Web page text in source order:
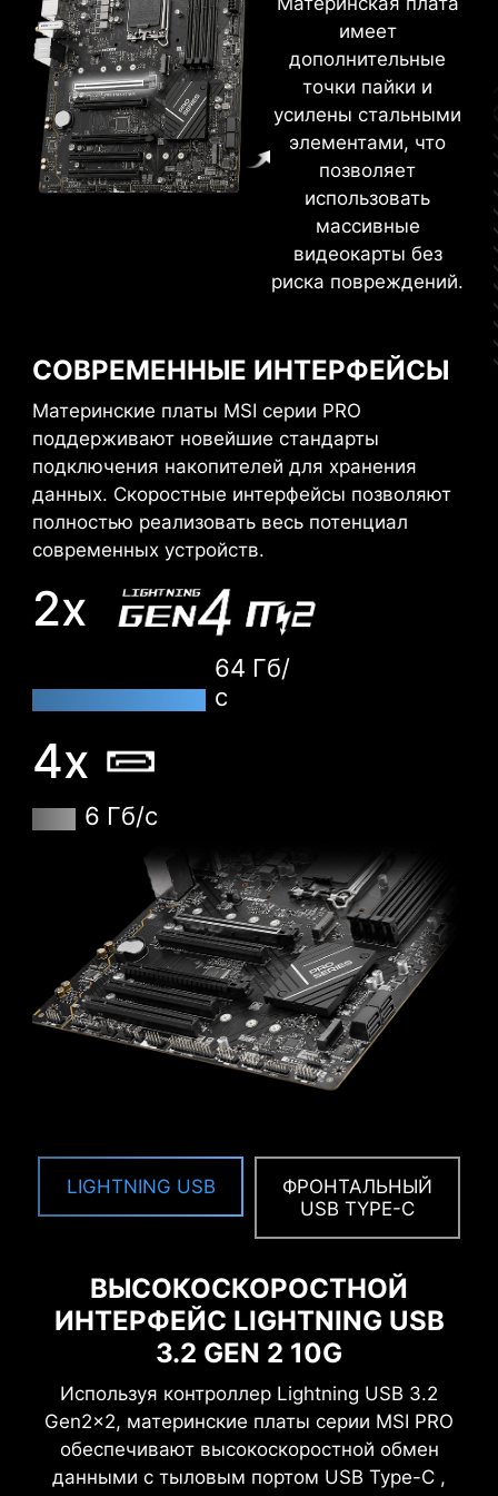
имеет
дополнительные
точки пайки и
усилены стальными
элементами, что
позволяет
использовать
массивные
видеокарты без
риска повреждений.
СОВРЕМЕННЫЕ ИНТЕРФЕЙСЫ
Материнские платы MSI серии PRO
поддерживают новейшие стандарты
подключения накопителей для хранения
данных. Скоростные интерфейсы позволяют
полностью реализовать весь потенциал
современных устройств.
2x
64 Гб/
с
4x
6 Гб/с
LIGHTNING USB
ФРОНТАЛЬНЫЙ
USB TYPE-C
ВЫСОКОСКОРОСТНОЙ
ИНТЕРФЕЙС LIGHTNING USB
3.2 GEN 2 10G
Используя контроллер Lightning USB 3.2
Gen2x2, материнские платы серии MSI PRO
обеспечивают высокоскоростной обмен
данными с тыловым портом USB Type-C ,
помощью яркой светодиодной подсветки.
CLICK BIOS 5
Дружественный интерфейс BIOS позволит
легко настроить параметры материнской
платы для достижения высокой игровой
УПРОЩЕННЫЙ
РЕЖИМ
EZ-MODE
РАСШИРЕННЫЙ
РЕЖИМ
ADVANCED MODE
Для автоматического разгона совместимых
модулей памяти достаточно загрузить
предустановленный XMP-профиль.
ТЕХНОЛОГИЯ VMD
Технология прямого управления
твердотельными NVMe-накопителями,
подключенными к шине PCIe – без
M-FLASH
Удобный инструмент для обновления
прошивки материнской платы
АППАРАТНЫЙ МОНИТОРИНГ
Система аппаратного мониторинга отвечает
за отображение важной системной
информации, обновляемой в режиме
реального времени: температура, частоты,
напряжения.